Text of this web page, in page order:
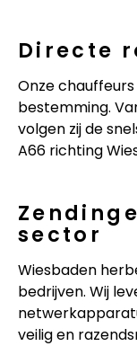
Directe
Onze
bestemming.
volgen zij de
A66 richting
sector
Wiesbaden
bedrijven. Wij
veilig en